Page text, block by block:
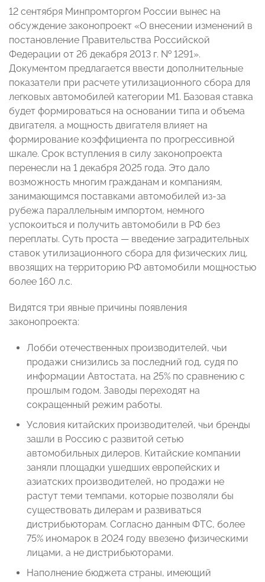
12 сентября Минпромторгом России вынес на
обсуждение законопроект «О внесении изменений в
постановление Правительства Российской
Федерации от 26 декабря 2013 г. № 1291».
Документом предлагается ввести дополнительные
показатели при расчете утилизационного сбора для
легковых автомобилей категории М1. Базовая ставка
будет формироваться на основании типа и объема
двигателя, а мощность двигателя влияет на
формирование коэффициента по прогрессивной
шкале. Срок вступления в силу законопроекта
перенесли на 1 декабря 2025 года. Это дало
возможность многим гражданам и компаниям,
занимающимся поставками автомобилей из-за
рубежа параллельным импортом, немного
успокоиться и получить автомобили в РФ без
переплаты. Суть проста — введение заградительных
ставок утилизационного сбора для физических лиц,
ввозящих на территорию РФ автомобили мощностью
более 160 л.с.
Видятся три явные причины появления
законопроекта:
Лобби отечественных производителей, чьи
продажи снизились за последний год, судя по
информации Автостата, на 25% по сравнению с
прошлым годом. Заводы переходят на
сокращенный режим работы.
Условия китайских производителей, чьи бренды
зашли в Россию с развитой сетью
автомобильных дилеров. Китайские компании
заняли площадки ушедших европейских и
азиатских производителей, но продажи не
растут теми темпами, которые позволяли бы
существовать дилерам и развиваться
дистрибьюторам. Согласно данным ФТС, более
75% иномарок в 2024 году ввезено физическими
лицами, а не дистрибьюторами.
Наполнение бюджета страны, имеющий